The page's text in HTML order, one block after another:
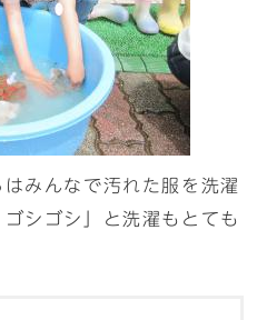
みんなで汚れた服を洗濯
シゴシ」と洗濯もとても